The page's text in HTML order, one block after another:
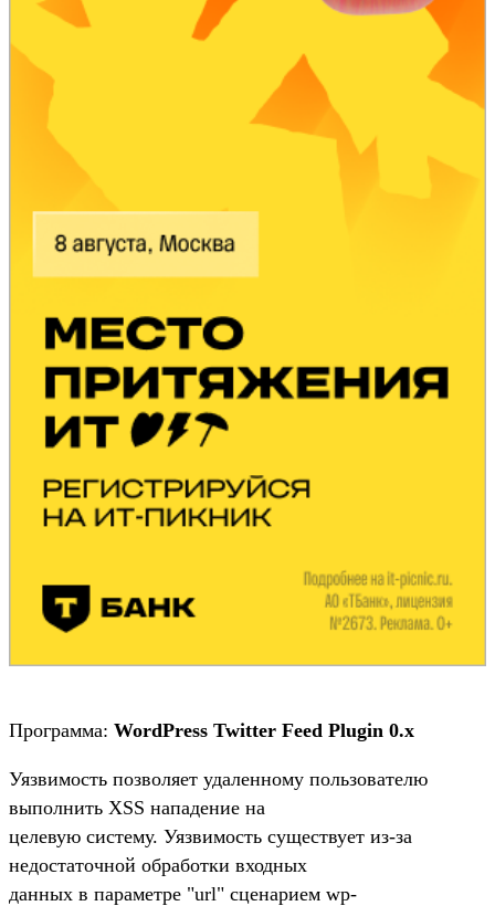
Программа: WordPress Twitter Feed Plugin 0.x
Уязвимость позволяет удаленному пользователю
выполнить XSS нападение на
целевую систему. Уязвимость существует из-за
недостаточной обработки входных
данных в параметре "url" сценарием wp-